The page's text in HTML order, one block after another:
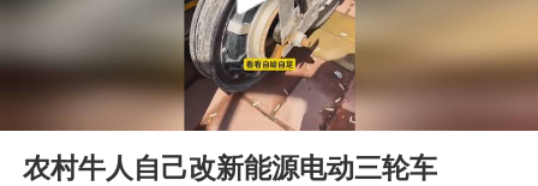
中国父女泰国骑摩托车坠崖1死1伤
周末打虎 宋致远被查
白海豚将正面袭击贯穿浙江
Play
00:00
农村牛人自己改新能源电动三轮车